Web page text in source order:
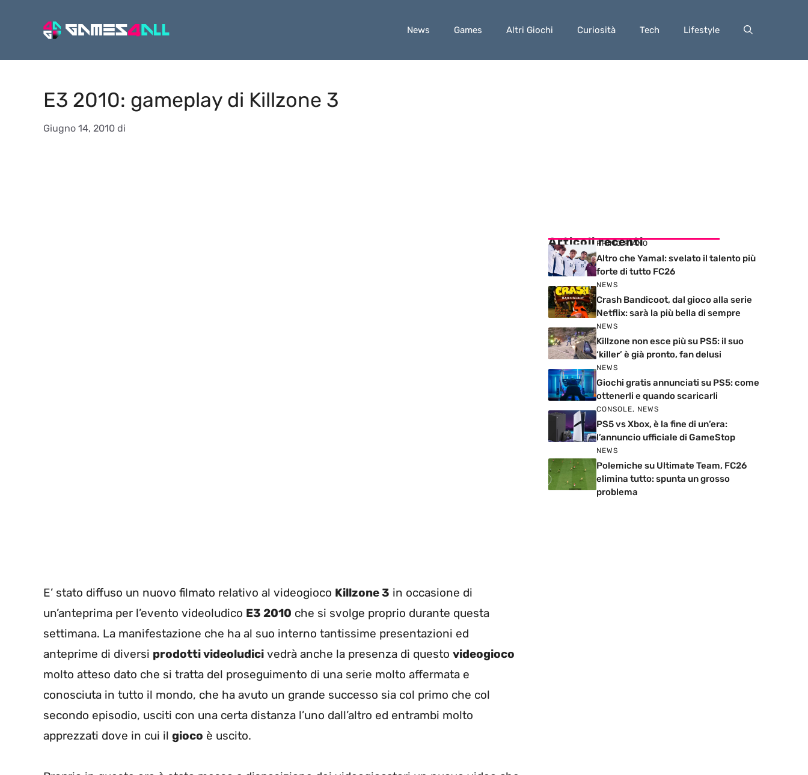
News Games Altri Giochi Curiosità Tech Lifestyle
E3 2010: gameplay di Killzone 3
Giugno 14, 2010 di
E’ stato diffuso un nuovo filmato relativo al videogioco Killzone 3 in occasione di
un’anteprima per l’evento videoludico E3 2010 che si svolge proprio durante questa
settimana. La manifestazione che ha al suo interno tantissime presentazioni ed
anteprime di diversi prodotti videoludici vedrà anche la presenza di questo videogioco
molto atteso dato che si tratta del proseguimento di una serie molto affermata e
conosciuta in tutto il mondo, che ha avuto un grande successo sia col primo che col
secondo episodio, usciti con una certa distanza l’uno dall’altro ed entrambi molto
apprezzati dove in cui il gioco è uscito.
Articoli recenti
PRIMO PIANO
Altro che Yamal: svelato il talento più
forte di tutto FC26
NEWS
Crash Bandicoot, dal gioco alla serie
Netflix: sarà la più bella di sempre
NEWS
Killzone non esce più su PS5: il suo
‘killer’ è già pronto, fan delusi
NEWS
Giochi gratis annunciati su PS5: come
ottenerli e quando scaricarli
CONSOLE, NEWS
PS5 vs Xbox, è la fine di un’era:
l’annuncio ufficiale di GameStop
NEWS
Polemiche su Ultimate Team, FC26
elimina tutto: spunta un grosso
problema